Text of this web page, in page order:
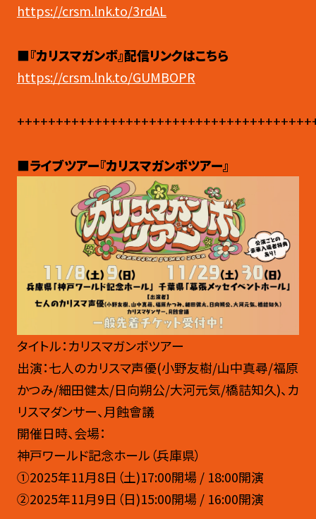
https://crsm.lnk.to/3rdAL
■『カリスマガンボ』配信リンクはこちら
https://crsm.lnk.to/GUMBOPR
■ライブツアー『カリスマガンボツアー』
タイトル：カリスマガンボツアー
出演：七人のカリスマ声優(小野友樹/山中真尋/福原
かつみ/細田健太/日向朔公/大河元気/橋詰知久)、カ
リスマダンサー、月蝕會議
開催日時、会場：
神戸ワールド記念ホール（兵庫県）
①2025年11月8日（土)17:00開場 / 18:00開演
②2025年11月9日（日)15:00開場 / 16:00開演